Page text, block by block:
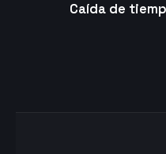
Caída de